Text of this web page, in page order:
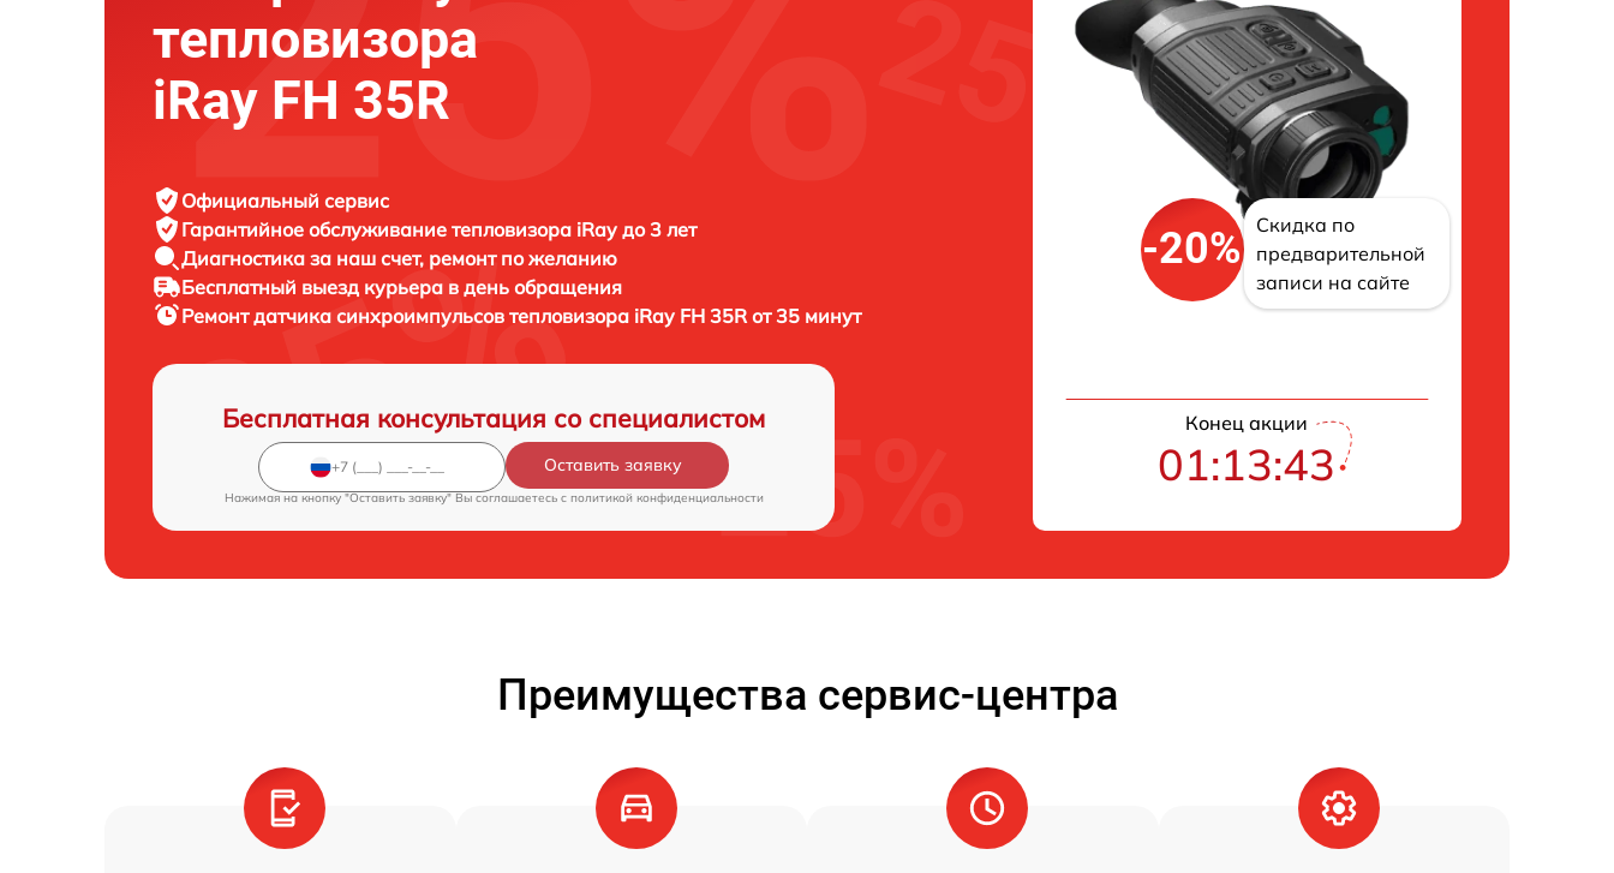
тепловизора
iRay FH 35R
Официальный сервис
Гарантийное обслуживание тепловизора iRay до 3 лет
Диагностика за наш счет, ремонт по желанию
Бесплатный выезд курьера в день обращения
Ремонт датчика синхроимпульсов тепловизора iRay FH 35R от 35 минут
Бесплатная консультация со специалистом
Оставить заявку
Нажимая на кнопку "Оставить заявку" Вы соглашаетесь c политикой конфиденциальности
-20%
Скидка по
предварительной
записи на сайте
Конец акции
01:13:42
Преимущества сервис-центра